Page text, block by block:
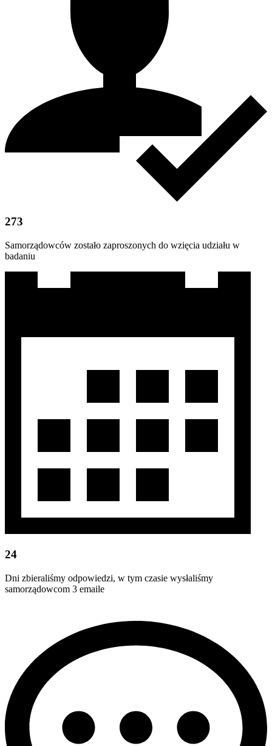
273
Samorządowców zostało zaproszonych do wzięcia udziału w
badaniu
24
Dni zbieraliśmy odpowiedzi, w tym czasie wysłaliśmy
samorządowcom 3 emaile